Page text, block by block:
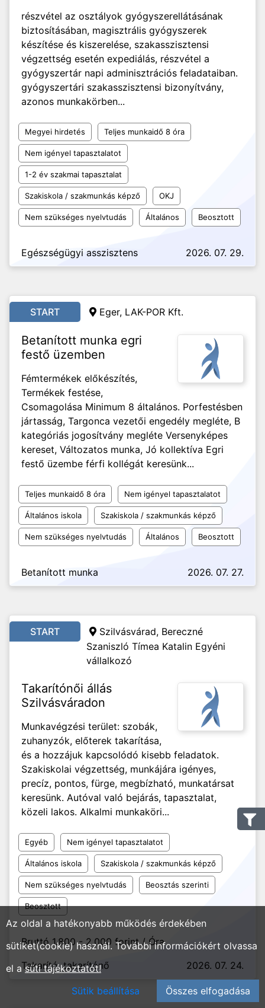
részvétel az osztályok gyógyszerellátásának
biztosításában, magisztrális gyógyszerek
készítése és kiszerelése, szakasszisztensi
végzettség esetén expediálás, részvétel a
gyógyszertár napi adminisztrációs feladataiban.
gyógyszertári szakasszisztensi bizonyítvány,
azonos munkakörben...
Megyei hirdetés Teljes munkaidő 8 óra
Nem igényel tapasztalatot
1-2 év szakmai tapasztalat
Szakiskola / szakmunkás képző OKJ
Nem szükséges nyelvtudás Általános Beosztott
Egészségügyi asszisztens 2026. 07. 29.
START Eger, LAK-POR Kft.
Betanított munka egri
festő üzemben
Fémtermékek előkészítés,
Termékek festése,
Csomagolása Minimum 8 általános. Porfestésben
jártasság, Targonca vezetői engedély megléte, B
kategóriás jogosítvány megléte Versenyképes
kereset, Változatos munka, Jó kollektíva Egri
festő üzembe férfi kollégát keresünk...
Teljes munkaidő 8 óra Nem igényel tapasztalatot
Általános iskola Szakiskola / szakmunkás képző
Nem szükséges nyelvtudás Általános Beosztott
Betanított munka 2026. 07. 27.
START
Szilvásvárad, Bereczné
Szaniszló Tímea Katalin Egyéni
vállalkozó
Takarítónői állás
Szilvásváradon
Munkavégzési terület: szobák,
zuhanyzók, előterek takarítása,
és a hozzájuk kapcsolódó kisebb feladatok.
Szakiskolai végzettség, munkájára igényes,
precíz, pontos, fürge, megbízható, munkatársat
keresünk. Autóval való bejárás, tapasztalat,
közeli lakos. Alkalmi munkaköri...
Egyéb Nem igényel tapasztalatot
Általános iskola Szakiskola / szakmunkás képző
Nem szükséges nyelvtudás Beosztás szerinti
Beosztott
Bruttó 1.800 - 2.000 forint / Óra
Takarító, takarítónő
2026. 07. 24.
Az oldal a hatékonyabb működés érdekében
sütiket(cookie) használ. További információkért olvassa
el asüti tájékoztatót!
Sütik beállítása
Összes elfogadása